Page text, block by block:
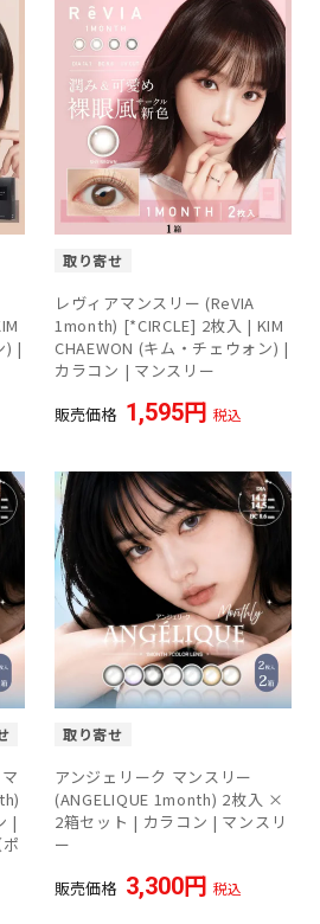
) |
取り寄せ
レヴィアマンスリー (ReVIA
1month) [*CIRCLE] 2枚入 | KIM
CHAEWON (キム・チェウォン) |
カラコン | マンスリー
販売価格 1,595 税込
|
取り寄せ
アンジェリーク マンスリー
(ANGELIQUE 1month) 2枚入 ×
2箱セット | カラコン | マンスリ
ー
販売価格 3,300 税込